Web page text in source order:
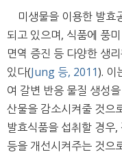
미생물을 이용한 발효
되고 있으며, 식품에 풍
면역 증진 등 다양한 생
있다(Jung 등, 2011). 이
여 갈변 반응 물질 생성
산물을 감소시켜줄 것으
발효식품을 섭취할 경우
등을 개선시켜주는 것으